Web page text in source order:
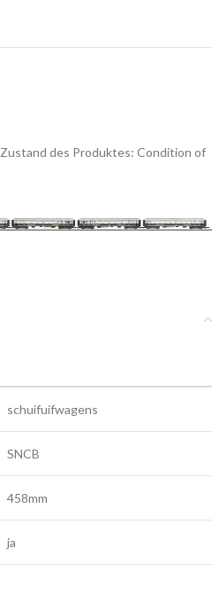
Zustand des Produktes: Condition of
schuifuifwagens
SNCB
458mm
ja